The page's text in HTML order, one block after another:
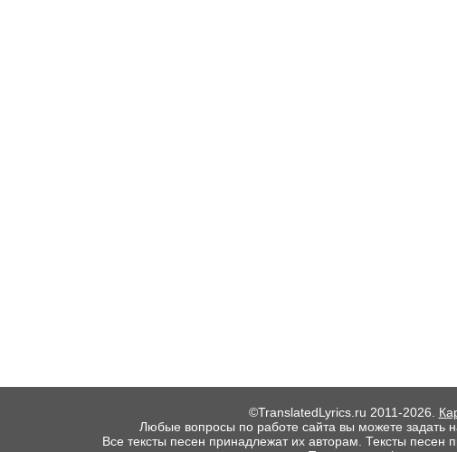
©TranslatedLyrics.ru 2011-2026.
Любые вопросы по работе сайта вы можете задать
Все тексты песен принадлежат их авторам. Тексты песен